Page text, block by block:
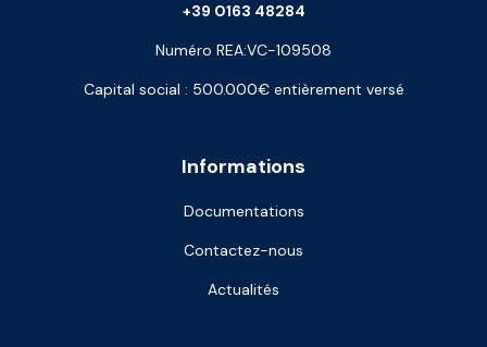
Informations
Documentations
Contactez-nous
Actualités
+39 0163 48284
Numéro REA:VC-109508
Capital social : 500.000€ entièrement versé